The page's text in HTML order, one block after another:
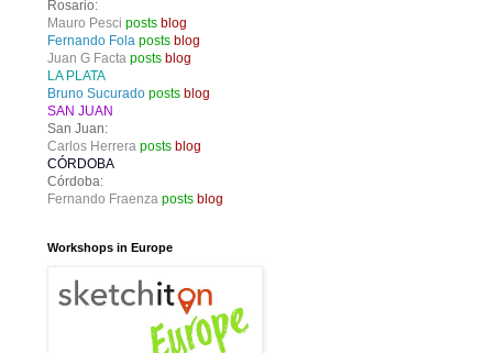
Rosario:
Mauro Pesci posts blog
Fernando Fola posts blog
Juan G Facta posts blog
LA PLATA
Bruno Sucurado posts blog
SAN JUAN
San Juan:
Carlos Herrera posts blog
CÓRDOBA
Córdoba:
Fernando Fraenza posts blog
Workshops in Europe